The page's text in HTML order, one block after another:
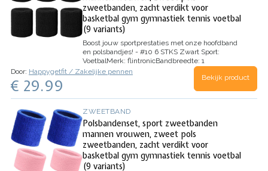
zweetbanden, zacht verdikt voor
basketbal gym gymnastiek tennis voetbal
(9 variants)
Boost jouw sportprestaties met onze hoofdband
en polsbandjes! - #10 6 STKS Zwart Sport:
VoetbalMerk: flintronicBandbreedte: 1
CentimeterBandkleur: Materiaaltype van…
Door: Happygetfit / Zakelijke pennen
€ 29.99 Bekijk product
ZWEETBAND
Polsbandenset, sport zweetbanden
mannen vrouwen, zweet pols
zweetbanden, zacht verdikt voor
basketbal gym gymnastiek tennis voetbal
(9 variants)